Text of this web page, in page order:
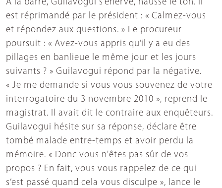
A la barre, Guilavogui s’énerve, hausse le ton. Il
est réprimandé par le président : « Calmez-vous
et répondez aux questions. » Le procureur
poursuit : « Avez-vous appris qu’il y a eu des
pillages en banlieue le même jour et les jours
suivants ? » Guilavogui répond par la négative.
« Je me demande si vous vous souvenez de votre
interrogatoire du 3 novembre 2010 », reprend le
magistrat. Il avait dit le contraire aux enquêteurs.
Guilavogui hésite sur sa réponse, déclare être
tombé malade entre-temps et avoir perdu la
mémoire. « Donc vous n'êtes pas sûr de vos
propos ? En fait, vous vous rappelez de ce qui
s’est passé quand cela vous disculpe », lance le